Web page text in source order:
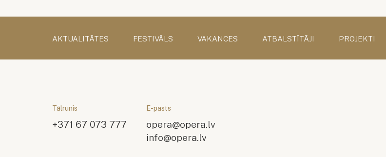
AKTUALITĀTES FESTIVĀLS VAKANCES ATBALSTĪTĀJI PROJEKTI
Tālrunis
+371 67 073 777
E-pasts
opera@opera.lv
info@opera.lv